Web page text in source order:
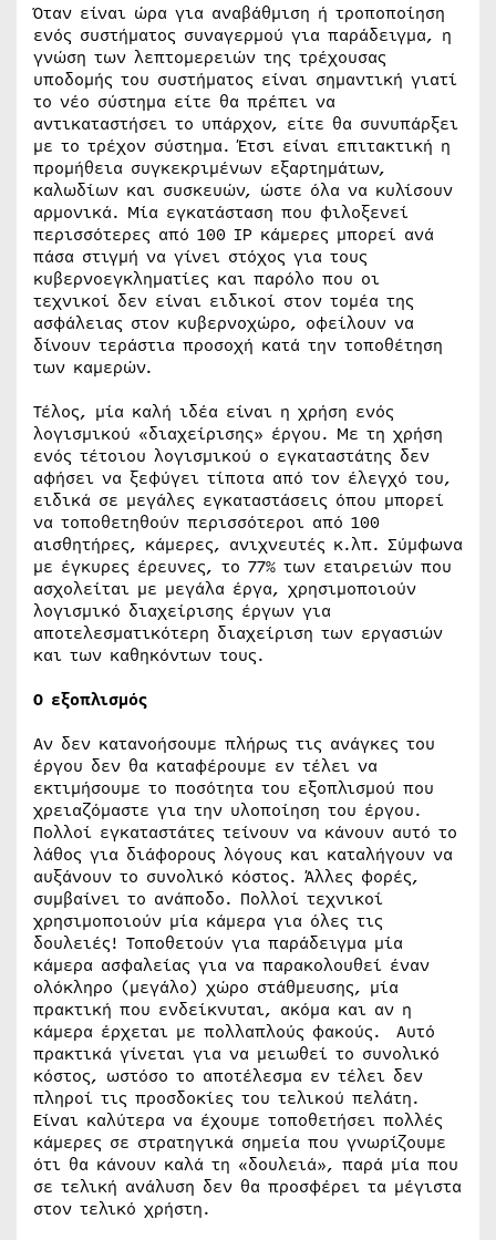
Όταν είναι ώρα για αναβάθμιση ή τροποποίηση
ενός συστήματος συναγερμού για παράδειγμα, η
γνώση των λεπτομερειών της τρέχουσας
υποδομής του συστήματος είναι σημαντική γιατί
το νέο σύστημα είτε θα πρέπει να
αντικαταστήσει το υπάρχον, είτε θα συνυπάρξει
με το τρέχον σύστημα. Έτσι είναι επιτακτική η
προμήθεια συγκεκριμένων εξαρτημάτων,
καλωδίων και συσκευών, ώστε όλα να κυλίσουν
αρμονικά. Μία εγκατάσταση που φιλοξενεί
περισσότερες από 100 IP κάμερες μπορεί ανά
πάσα στιγμή να γίνει στόχος για τους
κυβερνοεγκληματίες και παρόλο που οι
τεχνικοί δεν είναι ειδικοί στον τομέα της
ασφάλειας στον κυβερνοχώρο, οφείλουν να
δίνουν τεράστια προσοχή κατά την τοποθέτηση
των καμερών.
Τέλος, μία καλή ιδέα είναι η χρήση ενός
λογισμικού «διαχείρισης» έργου. Με τη χρήση
ενός τέτοιου λογισμικού ο εγκαταστάτης δεν
αφήσει να ξεφύγει τίποτα από τον έλεγχό του,
ειδικά σε μεγάλες εγκαταστάσεις όπου μπορεί
να τοποθετηθούν περισσότεροι από 100
αισθητήρες, κάμερες, ανιχνευτές κ.λπ. Σύμφωνα
με έγκυρες έρευνες, το 77% των εταιρειών που
ασχολείται με μεγάλα έργα, χρησιμοποιούν
λογισμικό διαχείρισης έργων για
αποτελεσματικότερη διαχείριση των εργασιών
και των καθηκόντων τους.
Ο εξοπλισμός
Αν δεν κατανοήσουμε πλήρως τις ανάγκες του
έργου δεν θα καταφέρουμε εν τέλει να
εκτιμήσουμε το ποσότητα του εξοπλισμού που
χρειαζόμαστε για την υλοποίηση του έργου.
Πολλοί εγκαταστάτες τείνουν να κάνουν αυτό το
λάθος για διάφορους λόγους και καταλήγουν να
αυξάνουν το συνολικό κόστος. Άλλες φορές,
συμβαίνει το ανάποδο. Πολλοί τεχνικοί
χρησιμοποιούν μία κάμερα για όλες τις
δουλειές! Τοποθετούν για παράδειγμα μία
κάμερα ασφαλείας για να παρακολουθεί έναν
ολόκληρο (μεγάλο) χώρο στάθμευσης, μία
πρακτική που ενδείκνυται, ακόμα και αν η
κάμερα έρχεται με πολλαπλούς φακούς. Αυτό
πρακτικά γίνεται για να μειωθεί το συνολικό
κόστος, ωστόσο το αποτέλεσμα εν τέλει δεν
πληροί τις προσδοκίες του τελικού πελάτη.
Είναι καλύτερα να έχουμε τοποθετήσει πολλές
κάμερες σε στρατηγικά σημεία που γνωρίζουμε
ότι θα κάνουν καλά τη «δουλειά», παρά μία που
σε τελική ανάλυση δεν θα προσφέρει τα μέγιστα
στον τελικό χρήστη.